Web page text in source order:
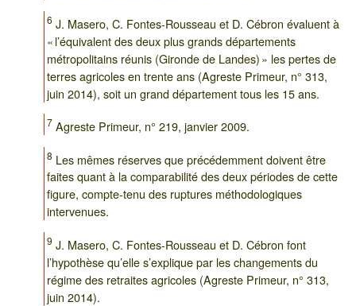
6 J. Masero, C. Fontes-Rousseau et D. Cébron évaluent à
« l’équivalent des deux plus grands départements
métropolitains réunis (Gironde de Landes) » les pertes de
terres agricoles en trente ans (Agreste Primeur, n° 313,
juin 2014), soit un grand département tous les 15 ans.
7 Agreste Primeur, n° 219, janvier 2009.
8 Les mêmes réserves que précédemment doivent être
faites quant à la comparabilité des deux périodes de cette
figure, compte-tenu des ruptures méthodologiques
intervenues.
9 J. Masero, C. Fontes-Rousseau et D. Cébron font
l’hypothèse qu’elle s’explique par les changements du
régime des retraites agricoles (Agreste Primeur, n° 313,
juin 2014).